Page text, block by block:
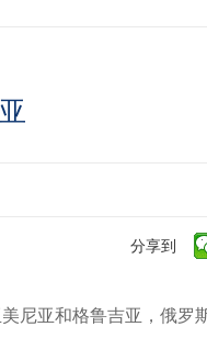
分享到
尼亚和格鲁吉亚，俄罗